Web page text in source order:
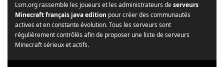
Lsm.org rassemble les joueurs et les administrateurs deserveurs
Minecraft français java edition pour créer des communautés
actives et en constante évolution. Tous les serveurs sont
régulièrement contrôlés afin de proposer une liste de serveurs
Minecraft sérieux et actifs.